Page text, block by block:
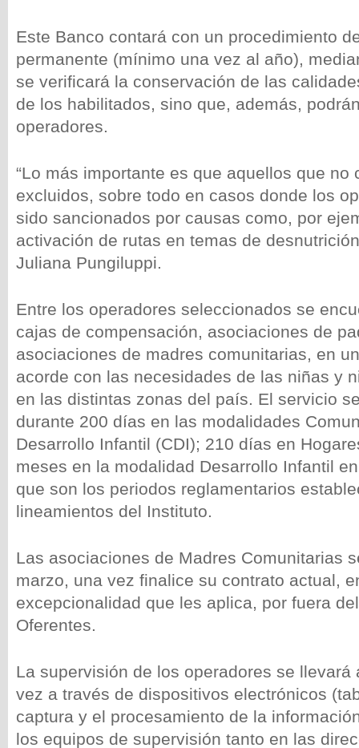
Este Banco contará con un procedimiento
permanente (mínimo una vez al año),
se verificará la conservación de las
de los habilitados, sino que, además,
operadores.
“Lo más importante es que aquellos que no
excluidos, sobre todo en casos donde los
sido sancionados por causas como, por
activación de rutas en temas de
Juliana Pungiluppi.
Entre los operadores seleccionados se
cajas de compensación, asociaciones de
asociaciones de madres comunitarias, en
acorde con las necesidades de las niñas y
en las distintas zonas del país. El servicio
durante 200 días en las modalidades
Desarrollo Infantil (CDI); 210 días en
meses en la modalidad Desarrollo Infantil
que son los periodos reglamentarios
lineamientos del Instituto.
Las asociaciones de Madres Comunitarias
marzo, una vez finalice su contrato actual,
excepcionalidad que les aplica, por fuera
Oferentes.
La supervisión de los operadores se llevará
vez a través de dispositivos electrónicos
captura y el procesamiento de la
los equipos de supervisión tanto en las